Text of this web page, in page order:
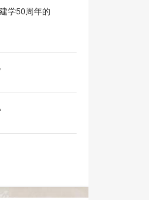
学50周年的